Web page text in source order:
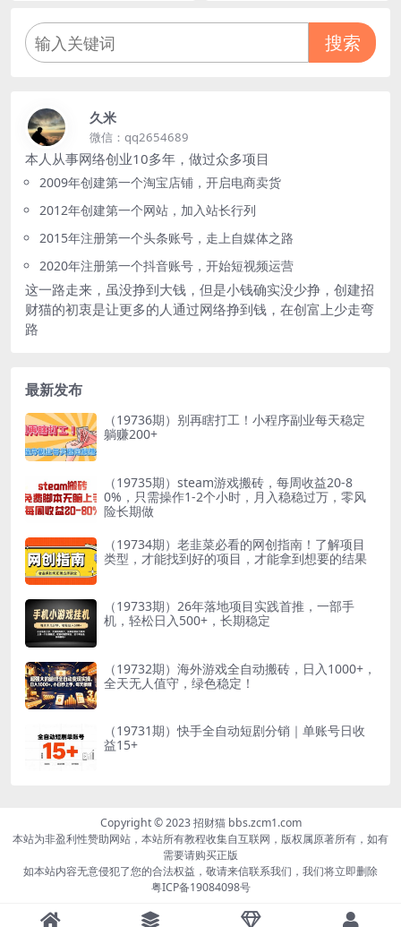
搜索
久米
微信：qq2654689
本人从事网络创业10多年，做过众多项目
2009年创建第一个淘宝店铺，开启电商卖货
2012年创建第一个网站，加入站长行列
2015年注册第一个头条账号，走上自媒体之路
2020年注册第一个抖音账号，开始短视频运营
这一路走来，虽没挣到大钱，但是小钱确实没少挣，创建招
财猫的初衷是让更多的人通过网络挣到钱，在创富上少走弯
路
最新发布
（19736期）别再瞎打工！小程序副业每天稳定
躺赚200+
（19735期）steam游戏搬砖，每周收益20-8
0%，只需操作1-2个小时，月入稳稳过万，零风
险长期做
（19734期）老韭菜必看的网创指南！了解项目
类型，才能找到好的项目，才能拿到想要的结果
（19733期）26年落地项目实践首推，一部手
机，轻松日入500+，长期稳定
（19732期）海外游戏全自动搬砖，日入1000+，
全天无人值守，绿色稳定！
（19731期）快手全自动短剧分销｜单账号日收
益15+
Copyright © 2023 招财猫 bbs.zcm1.com
本站为非盈利性赞助网站，本站所有教程收集自互联网，版权属原著所有，如有
需要请购买正版
如本站内容无意侵犯了您的合法权益，敬请来信联系我们，我们将立即删除
粤ICP备19084098号